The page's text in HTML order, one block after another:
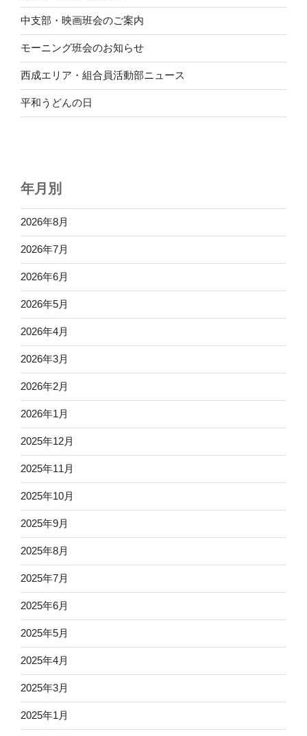
中支部・映画班会のご案内
モーニング班会のお知らせ
西成エリア・組合員活動部ニュース
平和うどんの日
年月別
2026年8月
2026年7月
2026年6月
2026年5月
2026年4月
2026年3月
2026年2月
2026年1月
2025年12月
2025年11月
2025年10月
2025年9月
2025年8月
2025年7月
2025年6月
2025年5月
2025年4月
2025年3月
2025年1月